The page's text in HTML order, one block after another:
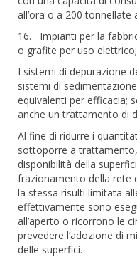
all’ora o a 200 tonnellate
16. Impianti per la
o grafite per uso elettrico;
I sistemi di depurazione
sistemi di
equivalenti per efficacia;
anche un trattamento di
Al fine di ridurre i
sottoporre a
disponibilità della
frazionamento della rete
la stessa risulti limitata
effettivamente sono
all’aperto o ricorrono le
prevedere l’adozione di
delle superfici.